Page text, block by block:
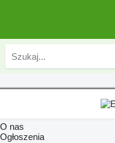
O nas
Ogłoszenia